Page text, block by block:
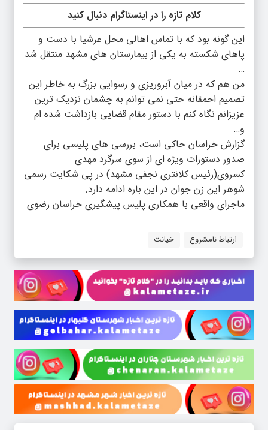
کلام تازه را در اینستاگرام دنبال کنید
این گونه بود که با تماس اهالی محل عرشیا با دست و
پاهای شکسته به یکی از بیمارستان های مشهد منتقل شد
…
من هم که در میان آبروریزی و رسوایی بزرگ به خاطر این
تصمیم احمقانه حتی نمی توانم به چشمان نزدیک ترین
عزیزانم نگاه کنم با دستور مقام قضایی بازداشت شده ام
و…
گزارش خراسان حاکی است، بررسی های پلیسی برای
صدور دستورات ویژه ای از سوی سرگرد مهدی
کسروی(رئیس کلانتری نجفی مشهد) در پی شکایت رسمی
شوهر این زن جوان در این باره ادامه دارد.
ماجرای واقعی با همکاری پلیس پیشگیری خراسان رضوی
ارتباط نامشروع خیانت